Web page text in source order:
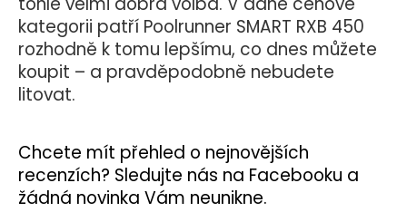
kategorii patří Poolrunner SMART RXB 450
rozhodně k tomu lepšímu, co dnes můžete
koupit – a pravděpodobně nebudete
litovat.
Chcete mít přehled o nejnovějších
recenzích? Sledujte nás na Facebooku a
žádná novinka Vám neunikne.